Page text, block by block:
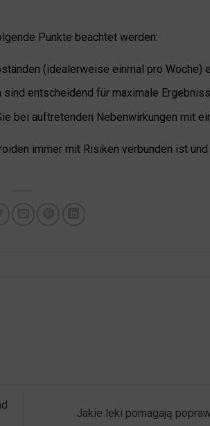
Punkte beachtet werden:
(idealerweise einmal pro Woche)
sind entscheidend für maximale
bei auftretenden Nebenwirkungen mit
immer mit Risiken verbunden ist
Jakie leki pomagają